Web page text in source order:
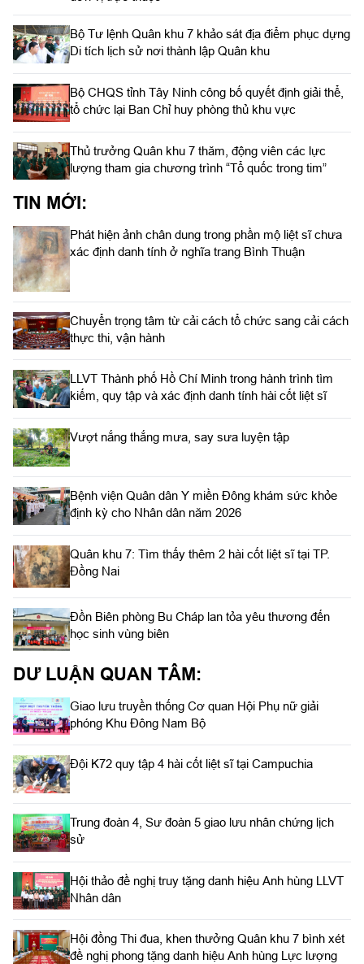
Bộ Tư lệnh Quân khu 7 khảo sát địa điểm phục dựng
Di tích lịch sử nơi thành lập Quân khu
Bộ CHQS tỉnh Tây Ninh công bố quyết định giải thể,
tổ chức lại Ban Chỉ huy phòng thủ khu vực
Thủ trưởng Quân khu 7 thăm, động viên các lực
lượng tham gia chương trình “Tổ quốc trong tim”
TIN MỚI:
Phát hiện ảnh chân dung trong phần mộ liệt sĩ chưa
xác định danh tính ở nghĩa trang Bình Thuận
Chuyển trọng tâm từ cải cách tổ chức sang cải cách
thực thi, vận hành
LLVT Thành phố Hồ Chí Minh trong hành trình tìm
kiếm, quy tập và xác định danh tính hài cốt liệt sĩ
Vượt nắng thắng mưa, say sưa luyện tập
Bệnh viện Quân dân Y miền Đông khám sức khỏe
định kỳ cho Nhân dân năm 2026
Quân khu 7: Tìm thấy thêm 2 hài cốt liệt sĩ tại TP.
Đồng Nai
Đồn Biên phòng Bu Cháp lan tỏa yêu thương đến
học sinh vùng biên
DƯ LUẬN QUAN TÂM:
Giao lưu truyền thống Cơ quan Hội Phụ nữ giải
phóng Khu Đông Nam Bộ
Đội K72 quy tập 4 hài cốt liệt sĩ tại Campuchia
Trung đoàn 4, Sư đoàn 5 giao lưu nhân chứng lịch
sử
Hội thảo đề nghị truy tặng danh hiệu Anh hùng LLVT
Nhân dân
Hội đồng Thi đua, khen thưởng Quân khu 7 bình xét
đề nghị phong tặng danh hiệu Anh hùng Lực lượng